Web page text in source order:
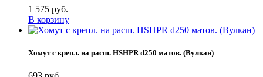
1 575 руб.
В корзину
Хомут с крепл. на расш. HSHPR d250 матов. (Вулкан)